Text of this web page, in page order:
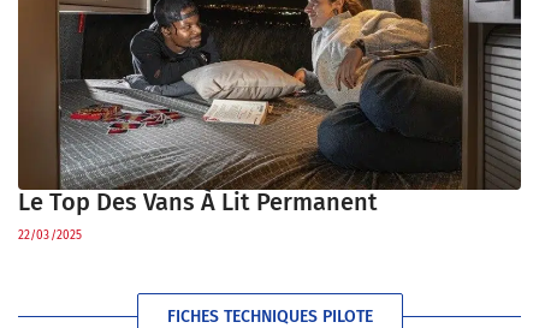
Le Top Des Vans À Lit Permanent
22/03/2025
FICHES TECHNIQUES PILOTE